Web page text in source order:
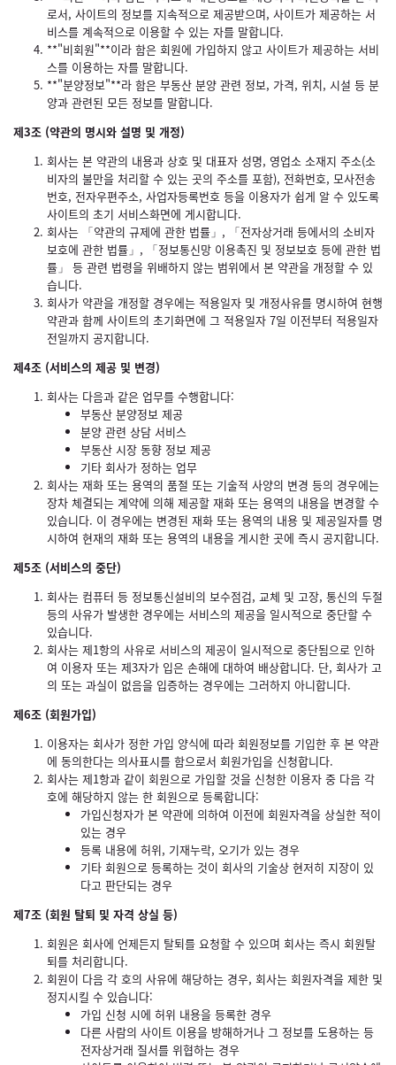
로서, 사이트의 정보를 지속적으로 제공받으며, 사이트가 제공하는 서
비스를 계속적으로 이용할 수 있는 자를 말합니다.
**"비회원"**이라 함은 회원에 가입하지 않고 사이트가 제공하는 서비
스를 이용하는 자를 말합니다.
**"분양정보"**라 함은 부동산 분양 관련 정보, 가격, 위치, 시설 등 분
양과 관련된 모든 정보를 말합니다.
제3조 (약관의 명시와 설명 및 개정)
회사는 본 약관의 내용과 상호 및 대표자 성명, 영업소 소재지 주소(소
비자의 불만을 처리할 수 있는 곳의 주소를 포함), 전화번호, 모사전송
번호, 전자우편주소, 사업자등록번호 등을 이용자가 쉽게 알 수 있도록
사이트의 초기 서비스화면에 게시합니다.
회사는 「약관의 규제에 관한 법률」, 「전자상거래 등에서의 소비자
보호에 관한 법률」, 「정보통신망 이용촉진 및 정보보호 등에 관한 법
률」 등 관련 법령을 위배하지 않는 범위에서 본 약관을 개정할 수 있
습니다.
회사가 약관을 개정할 경우에는 적용일자 및 개정사유를 명시하여 현행
약관과 함께 사이트의 초기화면에 그 적용일자 7일 이전부터 적용일자
전일까지 공지합니다.
제4조 (서비스의 제공 및 변경)
회사는 다음과 같은 업무를 수행합니다:
부동산 분양정보 제공
분양 관련 상담 서비스
부동산 시장 동향 정보 제공
기타 회사가 정하는 업무
회사는 재화 또는 용역의 품절 또는 기술적 사양의 변경 등의 경우에는
장차 체결되는 계약에 의해 제공할 재화 또는 용역의 내용을 변경할 수
있습니다. 이 경우에는 변경된 재화 또는 용역의 내용 및 제공일자를 명
시하여 현재의 재화 또는 용역의 내용을 게시한 곳에 즉시 공지합니다.
제5조 (서비스의 중단)
회사는 컴퓨터 등 정보통신설비의 보수점검, 교체 및 고장, 통신의 두절
등의 사유가 발생한 경우에는 서비스의 제공을 일시적으로 중단할 수
있습니다.
회사는 제1항의 사유로 서비스의 제공이 일시적으로 중단됨으로 인하
여 이용자 또는 제3자가 입은 손해에 대하여 배상합니다. 단, 회사가 고
의 또는 과실이 없음을 입증하는 경우에는 그러하지 아니합니다.
제6조 (회원가입)
이용자는 회사가 정한 가입 양식에 따라 회원정보를 기입한 후 본 약관
에 동의한다는 의사표시를 함으로서 회원가입을 신청합니다.
회사는 제1항과 같이 회원으로 가입할 것을 신청한 이용자 중 다음 각
호에 해당하지 않는 한 회원으로 등록합니다:
가입신청자가 본 약관에 의하여 이전에 회원자격을 상실한 적이
있는 경우
등록 내용에 허위, 기재누락, 오기가 있는 경우
기타 회원으로 등록하는 것이 회사의 기술상 현저히 지장이 있
다고 판단되는 경우
제7조 (회원 탈퇴 및 자격 상실 등)
회원은 회사에 언제든지 탈퇴를 요청할 수 있으며 회사는 즉시 회원탈
퇴를 처리합니다.
회원이 다음 각 호의 사유에 해당하는 경우, 회사는 회원자격을 제한 및
정지시킬 수 있습니다:
가입 신청 시에 허위 내용을 등록한 경우
다른 사람의 사이트 이용을 방해하거나 그 정보를 도용하는 등
전자상거래 질서를 위협하는 경우